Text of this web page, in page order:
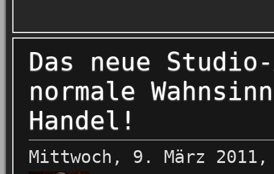
Das neue
normale
Handel!
Mittwoch, 9. März 2011,